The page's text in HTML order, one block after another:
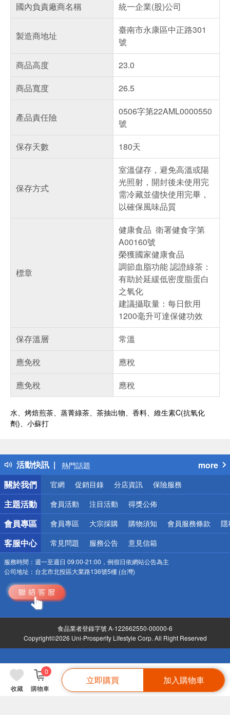
收藏 購物車
0
立即購買 加入購物車
國內負責廠商名稱
統一企業(股)公司
製造商地址
臺南市永康區中正路301
號
商品高度
23.0
商品寬度
26.5
產品責任險
0506字第22AML0000550
號
保存天數
180天
保存方式
室溫儲存，避免高溫或陽
光照射，開封後未使用完
需冷藏並儘快使用完畢，
以確保風味品質
標章
健康食品 衛署健食字第
A00160號
榮獲國家健康食品
調節血脂功能 認證綠茶：
有助於延緩低密度脂蛋白
之氧化
建議攝取量：每日飲用
1200毫升可達保健功效
保存溫層
常溫
應免稅
應稅
應免稅
應稅
水、烤焙煎茶、蒸菁綠茶、茶抽出物、香料、維生素C(抗氧化
劑)、小蘇打
活動快訊
得獎公告
熱門話題
銀行優惠
偏遠地區配送
詐騙網頁！請小心！
more
關於我們
官網 促銷目錄 分店資訊 保險服務
主題活動 會員活動 注目活動 得獎公佈
會員專區 會員專區 大宗採購 購物須知 會員服務條款 隱
客服中心 常見問題 服務公告 意見信箱
服務時間： 週一至週日 09:00-21:00，例假日依網站公告為主
公司地址： 台北市北投區大業路136號5樓 (台灣)
食品業者登錄字號 A-122662550-00000-6
Copyright©2026 Uni-Prosperity Lifestyle Corp. All Right Reserved